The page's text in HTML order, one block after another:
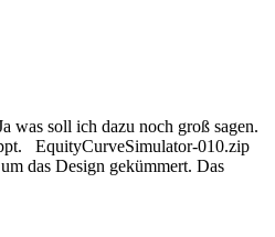
was soll ich dazu noch groß sagen.
EquityCurveSimulator-010.zip
das Design gekümmert. Das